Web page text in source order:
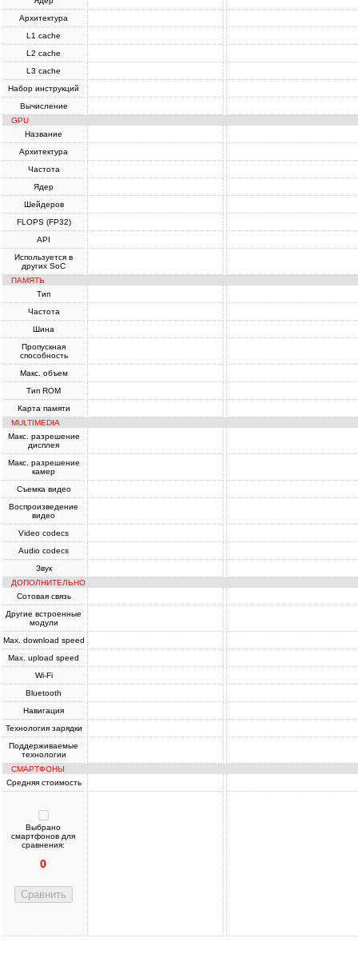
Архитектура
L1 cache
L2 cache
L3 cache
Набор инструкций
Вычисление
GPU
Название
Архитектура
Частота
Ядер
Шейдеров
FLOPS (FP32)
API
Используется в
других SoC
ПАМЯТЬ
Тип
Частота
Шина
Пропускная
способность
Макс. объем
Тип ROM
Карта памяти
MULTIMEDIA
Макс. разрешение
дисплея
Макс. разрешение
камер
Съемка видео
Воспроизведение
видео
Video codecs
Audio codecs
Звук
ДОПОЛНИТЕЛЬНО
Сотовая связь
Другие встроенные
модули
Max. download speed
Max. upload speed
Wi-Fi
Bluetooth
Навигация
Технология зарядки
Поддерживаемые
технологии
СМАРТФОНЫ
Средняя стоимость
Выбрано
смартфонов для
сравнения:
0
Сравнить